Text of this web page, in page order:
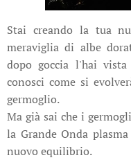
Stai creando la tua
meraviglia di albe
dopo goccia l'hai
conosci come si
germoglio.
Ma già sai che i
la Grande Onda
nuovo equilibrio.